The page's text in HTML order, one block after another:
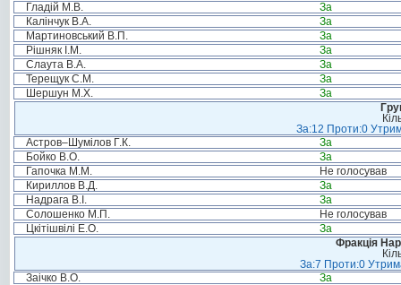
Гладій М.В.
За
Калінчук В.А.
За
Мартиновський В.П.
За
Рішняк І.М.
За
Слаута В.А.
За
Терещук С.М.
За
Шершун М.Х.
За
За:12 Проти:0
Астров–Шумілов Г.К.
За
Бойко В.О.
За
Гапочка М.М.
Не голосував
Кириллов В.Д.
За
Надрага В.І.
За
Солошенко М.П.
Не голосував
Цкітішвілі Е.О.
За
Фракція
За:7 Проти:0
Заічко В.О.
За